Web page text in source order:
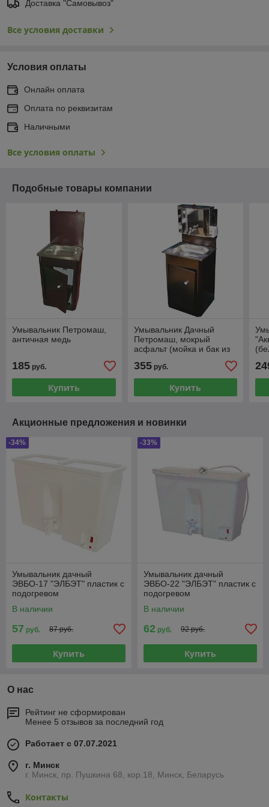
Доставка "Самовывоз"
Все условия доставки
Условия оплаты
Онлайн оплата
Оплата по реквизитам
Наличными
Все условия оплаты
Подобные товары компании
Умывальник Петромаш,
античная медь
185 руб.
Купить
Умывальник Дачный
Петромаш, мокрый
асфальт (мойка и бак из
нержавеющей стали) 20л
с подогревом
355руб.
Купить
Акционные предложения и новинки
-34%
Умывальник дачный
ЭВБО-17 "ЭЛБЭТ" пластик с
подогревом
В наличии
57 руб. 87 руб.
Купить
-33%
Умывальник дачный
ЭВБО-22 "ЭЛБЭТ" пластик с
подогревом
В наличии
62 руб. 92 руб.
Купить
О нас
Рейтинг не сформирован
Менее 5 отзывов за последний год
Работает с 07.07.2021
г. Минск
г. Минск, пр. Пушкина 68, кор.18, Минск, Беларусь
Контакты